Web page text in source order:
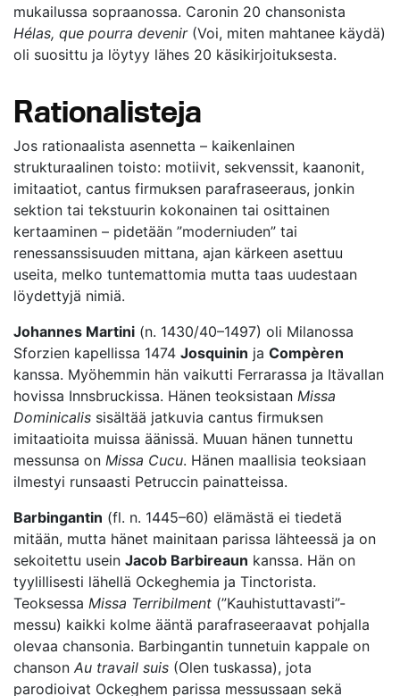
mukailussa sopraanossa. Caronin 20 chansonista
Hélas, que pourra devenir(Voi, miten mahtanee käydä)
oli suosittu ja löytyy lähes 20 käsikirjoituksesta.
Rationalisteja
Jos rationaalista asennetta – kaikenlainen
strukturaalinen toisto: motiivit, sekvenssit, kaanonit,
imitaatiot, cantus firmuksen parafraseeraus, jonkin
sektion tai tekstuurin kokonainen tai osittainen
kertaaminen – pidetään ”moderniuden” tai
renessanssisuuden mittana, ajan kärkeen asettuu
useita, melko tuntemattomia mutta taas uudestaan
löydettyjä nimiä.
Johannes Martini (n. 1430/40–1497) oli Milanossa
Sforzien kapellissa 1474 Josquinin ja Compèren
kanssa. Myöhemmin hän vaikutti Ferrarassa ja Itävallan
hovissa Innsbruckissa. Hänen teoksistaan Missa
Dominicalis sisältää jatkuvia cantus firmuksen
imitaatioita muissa äänissä. Muuan hänen tunnettu
messunsa on Missa Cucu. Hänen maallisia teoksiaan
ilmestyi runsaasti Petruccin painatteissa.
Barbingantin (fl. n. 1445–60) elämästä ei tiedetä
mitään, mutta hänet mainitaan parissa lähteessä ja on
sekoitettu usein Jacob Barbireaun kanssa. Hän on
tyylillisesti lähellä Ockeghemia ja Tinctorista.
Teoksessa Missa Terribilment (”Kauhistuttavasti”-
messu) kaikki kolme ääntä parafraseeraavat pohjalla
olevaa chansonia. Barbingantin tunnetuin kappale on
chanson Au travail suis (Olen tuskassa), jota
parodioivat Ockeghem parissa messussaan sekä